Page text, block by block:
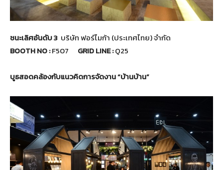
ชนะเลิศอันดับ 3 บริษัท ฟอร์ไมก้า (ประเทศไทย) จำกัด
BOOTH NO :F507 GRID LINE :Q25
บูธสอดคล้องกับแนวคิดการจัดงาน “บ้านบ้าน”